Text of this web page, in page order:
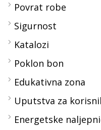
Povrat robe
Sigurnost
Katalozi
Poklon bon
Edukativna zona
Uputstva za
Energetske